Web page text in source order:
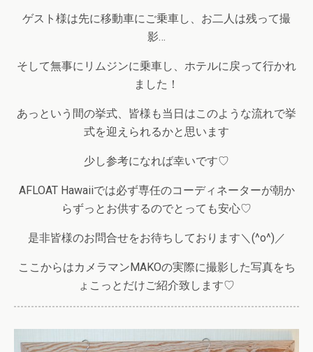
ゲスト様は先に移動車にご乗車し、お二人は残って撮
影…
そして無事にリムジンに乗車し、ホテルに戻って行かれ
ました！
あっという間の挙式、皆様も当日はこのような流れで挙
式を迎えられるかと思います
少し参考になれば幸いです♡
AFLOAT Hawaiiでは必ず専任のコーディネーターが朝か
らずっとお供するのでとっても安心♡
是非皆様のお問合せをお待ちしております＼(^o^)／
ここからはカメラマンMAKOの実際に撮影した写真をち
ょこっとだけご紹介致します♡